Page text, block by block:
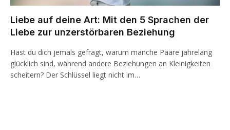
Liebe auf deine Art: Mit den 5 Sprachen der
Liebe zur unzerstörbaren Beziehung
Hast du dich jemals gefragt, warum manche Paare jahrelang
glücklich sind, während andere Beziehungen an Kleinigkeiten
scheitern? Der Schlüssel liegt nicht im…